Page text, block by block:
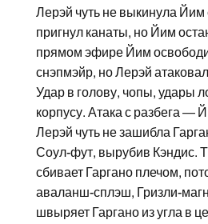
Лерэй чуть не выкинула Йим
пригнул канаты, но Йим
прямом эфире Йим
снэпмэйр, но Лерэй
Удар в голову, чопы, удары
корпусу. Атака с разбега —
Лерэй чуть не зашибла
Соул-фут, вырубив Кэндис.
сбивает Гаргано плечом,
аваланш-сплэш, Гризли-
швыряет Гаргано из угла в